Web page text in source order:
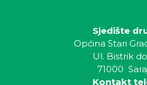
Sjedište
Općina Stari
Ul. Bistrik
71000
Kontakt